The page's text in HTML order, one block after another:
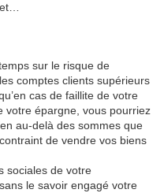
sur le risque de
comptes clients supérieurs
cas de faillite de votre
votre épargne, vous pourriez
au-delà des sommes que
de vendre vos biens
sociales de votre
le savoir engagé votre